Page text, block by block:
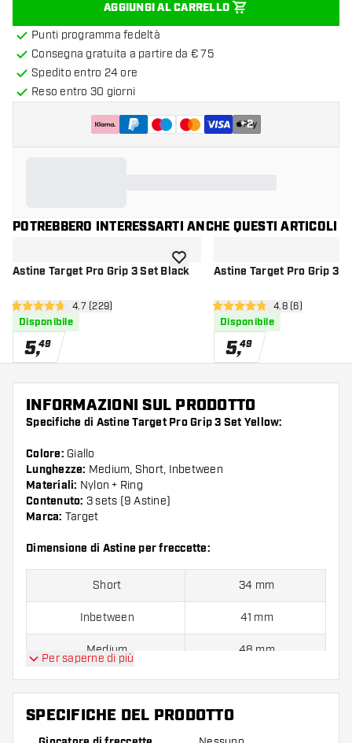
AGGIUNGI AL CARRELLO
Punti programma fedeltà
Consegna gratuita a partire da € 75
Spedito entro 24 ore
Reso entro 30 giorni
+2
POTREBBERO INTERESSARTI ANCHE QUESTI ARTICOLI
Astine Target Pro Grip 3 Set Black
apri pannello recensioni
4.7 stelle di valutazione
4.7 (229)
Disponibile
5,49
aggiungi alla lista dei desideri
Astine Target Pro Grip 3
apri pannello
4.8 stelle di valutazione
4.8 (6)
Disponibile
5,49
INFORMAZIONI SUL PRODOTTO
Specifiche di Astine Target Pro Grip 3 Set Yellow:
Colore: Giallo
Lunghezze: Medium, Short, Inbetween
Materiali: Nylon + Ring
Contenuto: 3 sets (9 Astine)
Marca: Target
Dimensione di Astine per freccette:
Short 34 mm
Inbetween 41 mm
Medium 48 mm
Suggerimento di Dartshopper!
Per saperne di più
SPECIFICHE DEL PRODOTTO